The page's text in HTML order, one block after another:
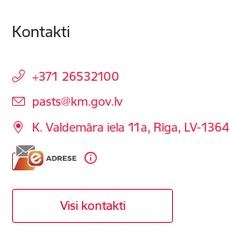
Kontakti
+371 26532100
E-pasts:
pasts@km.gov.lv
K. Valdemāra iela 11a, Rīga, LV-1364
Visi kontakti